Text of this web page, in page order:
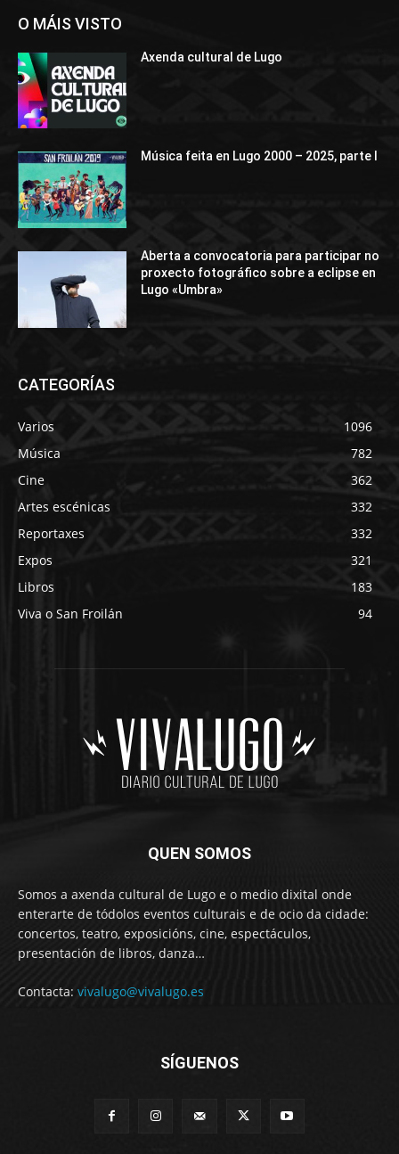
O MÁIS VISTO
Axenda cultural de Lugo
Música feita en Lugo 2000 – 2025, parte I
Aberta a convocatoria para participar no
proxecto fotográfico sobre a eclipse en
Lugo «Umbra»
CATEGORÍAS
Varios
1096
Música
782
Cine
362
Artes escénicas
332
Reportaxes
332
Expos
321
Libros
183
Viva o San Froilán
94
QUEN SOMOS
Somos a axenda cultural de Lugo e o medio dixital onde
enterarte de tódolos eventos culturais e de ocio da cidade:
concertos, teatro, exposicións, cine, espectáculos,
presentación de libros, danza…
Contacta: vivalugo@vivalugo.es
SÍGUENOS